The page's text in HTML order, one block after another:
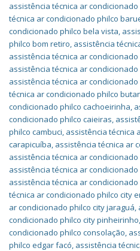
assistência técnica ar
técnica ar condicionado philco
condicionado philco bela vista,
philco bom retiro, assistência
assistência técnica ar
assistência técnica ar
assistência técnica ar
técnica ar condicionado philco
condicionado philco cachoeirinha,
condicionado philco caieiras,
philco cambuci, assistência técnica
carapicuíba, assistência técnica ar
assistência técnica ar
assistência técnica ar
assistência técnica ar
técnica ar condicionado philco city
ar condicionado philco city jaraguá,
condicionado philco city pinheirinho,
condicionado philco consolação,
philco edgar facó, assistência